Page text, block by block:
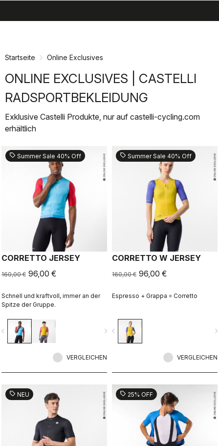
Startseite Online Exclusives
ONLINE EXCLUSIVES | CASTELLI
RADSPORTBEKLEIDUNG
Exklusive Castelli Produkte, nur auf castelli-cycling.com
erhältlich
sell Summer Sale 40% Off
CORRETTO JERSEY
160,00 € 96,00 €
Schnell und kraftvoll, immer an der
Spitze der Gruppe.
navigate_next
VERGLEICHEN
sell Summer Sale 40% Off
CORRETTO W JERSEY
160,00 € 96,00 €
Espresso + Grappa = Corretto
navigate_before
VERGLEICHEN
sell NEU sell 25% OFF